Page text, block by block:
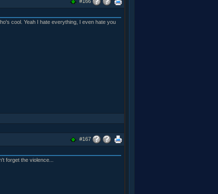
cool. Yeah I hate everything, I even hate you
#167
forget the violence...